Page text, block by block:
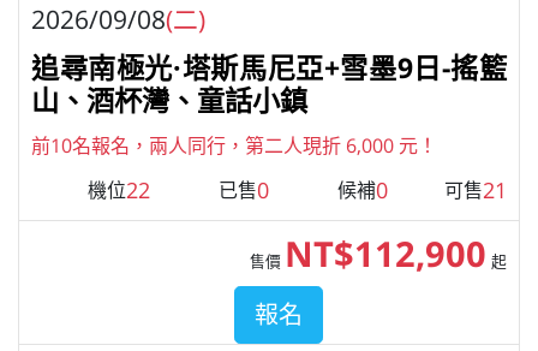
2026/09/08(二)
追尋南極光·塔斯馬尼亞+雪墨9日-搖籃
山、酒杯灣、童話小鎮
前10名報名，兩人同行，第二人現折 6,000 元！
機位22 已售0 候補0 可售21
售價 NT$112,900 起
報名